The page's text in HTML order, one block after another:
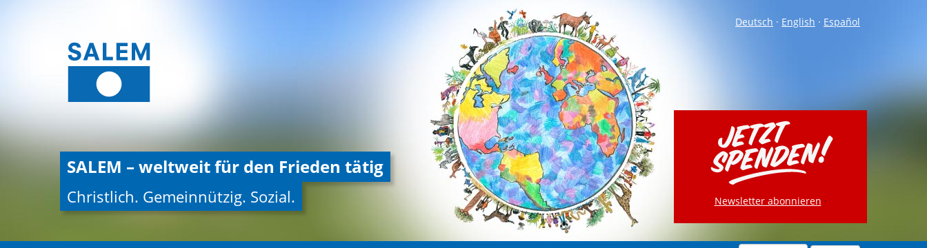
SALEM – weltweit für den Frieden tätig
Christlich. Gemeinnützig. Sozial.
Deutsch · English · Español
Newsletter abonnieren ·